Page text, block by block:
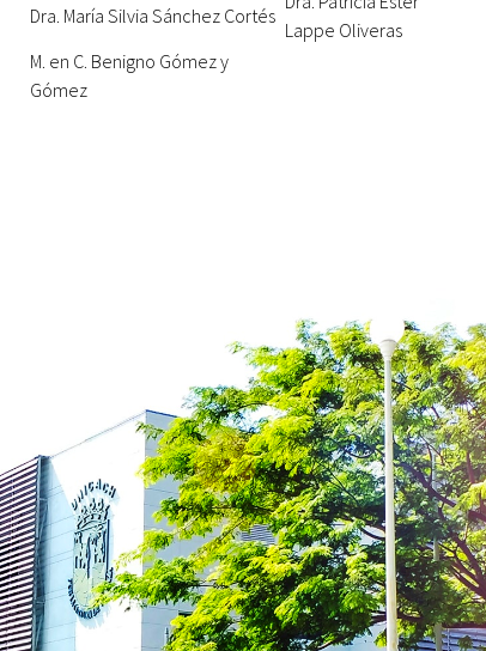
Dra. María Silvia Sánchez Cortés
Lappe Oliveras
M. en C. Benigno Gómez y
Gómez